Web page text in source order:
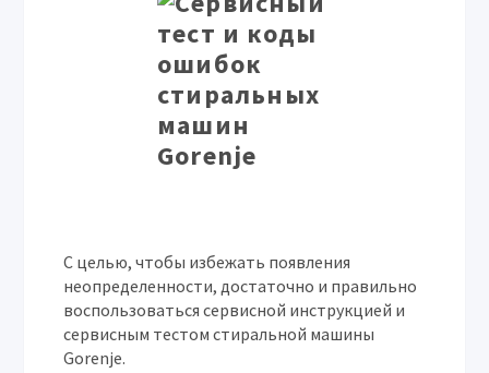
С целью, чтобы избежать появления
неопределенности, достаточно и правильно
воспользоваться сервисной инструкцией и
сервисным тестом стиральной машины
Gorenje.